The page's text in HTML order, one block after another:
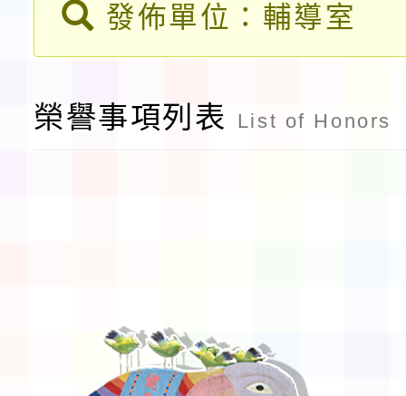
實施要點各1份
程
函轉國家通訊傳播委員
速演練執行計畫」
法」
展演活動實施計畫」
發佈單位：輔導室
榮譽事項列表 List of Honors